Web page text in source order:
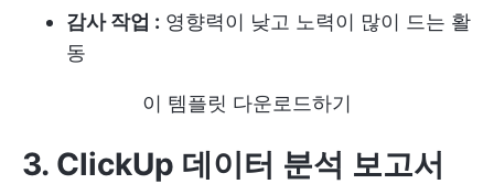
감사 작업 : 영향력이 낮고 노력이 많이 드는 활
동
이 템플릿 다운로드하기
3. ClickUp 데이터 분석 보고서